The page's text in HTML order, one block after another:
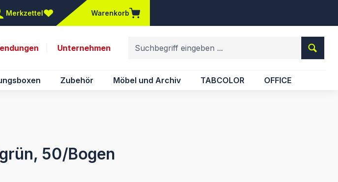
Merkzettel
Du hast 0 Produkte auf dem Merkzettel
Warenkorb
Unternehmen
Zubehör Möbel und Archiv TABCOLOR OFFICE
50/Bogen